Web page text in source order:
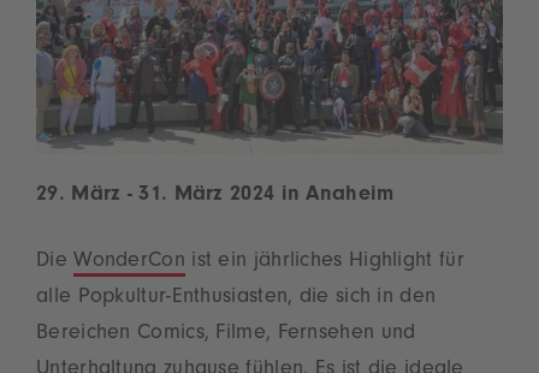
29. März - 31. März 2024 in Anaheim
Die WonderCon ist ein jährliches Highlight für
alle Popkultur-Enthusiasten, die sich in den
Bereichen Comics, Filme, Fernsehen und